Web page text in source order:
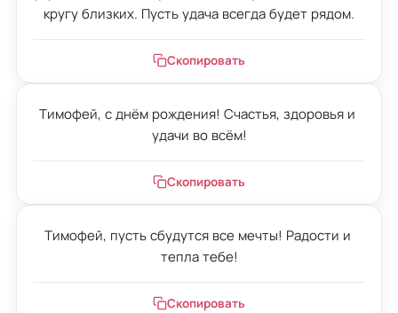
кругу близких. Пусть удача всегда будет рядом.
Скопировать
Тимофей, с днём рождения! Счастья, здоровья и
удачи во всём!
Скопировать
Тимофей, пусть сбудутся все мечты! Радости и
тепла тебе!
Скопировать